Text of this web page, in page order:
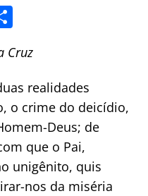
ar
e
Cruz
realidades
o crime do deicídio,
Deus; de
que o Pai,
unigênito, quis
nos da miséria